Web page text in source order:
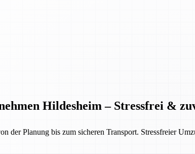
Hildesheim – Stressfrei &
der Planung bis zum sicheren Transport. Stressfreier